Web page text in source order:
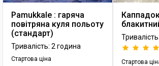
Pamukkale : гаряча
повітряна куля польоту
(стандарт)
Тривалість: 2 година
Стартова ціна Стартова